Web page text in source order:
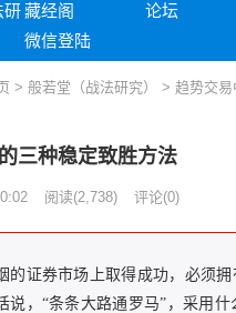
研藏经阁 论坛
微信登陆
> 般若堂（战法研究）
> 趋势交易
三种稳定致胜方法
阅读(2,738) 评论(0)
的证券市场上取得成功，必须
说，“条条大路通罗马”，采用